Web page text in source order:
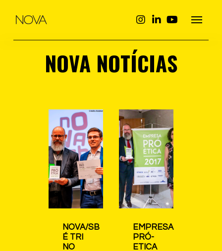
NOVA NOTÍCIAS
NOVA/SB
É TRI
NO
EMPRESA
PRÓ-
ETICA